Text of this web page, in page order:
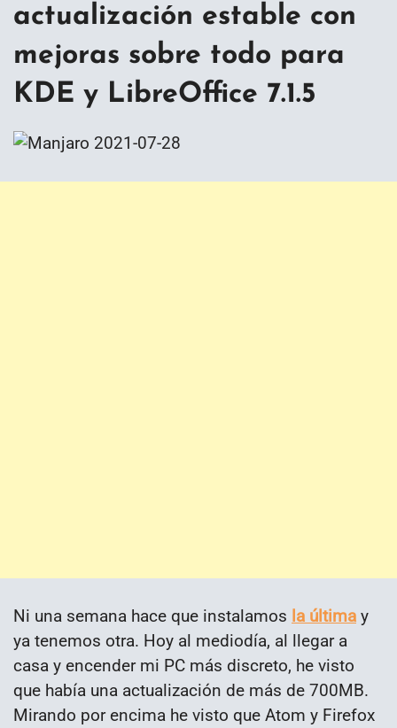
actualización estable con
mejoras sobre todo para
KDE y LibreOffice 7.1.5
Ni una semana hace que instalamos la última y
ya tenemos otra. Hoy al mediodía, al llegar a
casa y encender mi PC más discreto, he visto
que había una actualización de más de 700MB.
Mirando por encima he visto que Atom y Firefox